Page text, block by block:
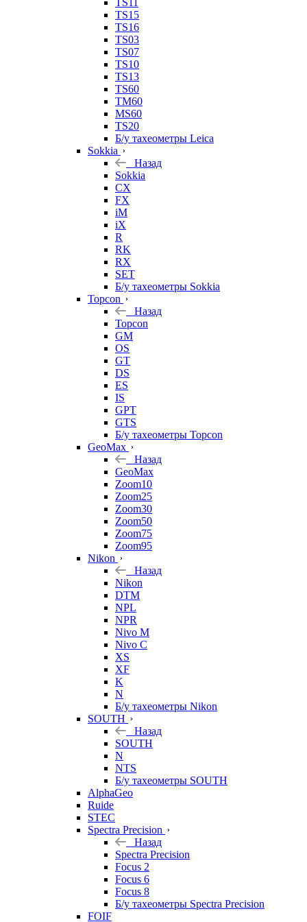
TS11
TS15
TS16
TS03
TS07
TS10
TS13
TS60
TM60
MS60
TS20
Б/у тахеометры Leica
Sokkia
Назад
Sokkia
CX
FX
iM
iX
R
RK
RX
SET
Б/у тахеометры Sokkia
Topcon
Назад
Topcon
GM
OS
GT
DS
ES
IS
GPT
GTS
Б/у тахеометры Topcon
GeoMax
Назад
GeoMax
Zoom10
Zoom25
Zoom30
Zoom50
Zoom75
Zoom95
Nikon
Назад
Nikon
DTM
NPL
NPR
Nivo M
Nivo C
XS
XF
K
N
Б/у тахеометры Nikon
SOUTH
Назад
SOUTH
N
NTS
Б/у тахеометры SOUTH
AlphaGeo
Ruide
STEC
Spectra Precision
Назад
Spectra Precision
Focus 2
Focus 6
Focus 8
Б/у тахеометры Spectra Precision
FOIF